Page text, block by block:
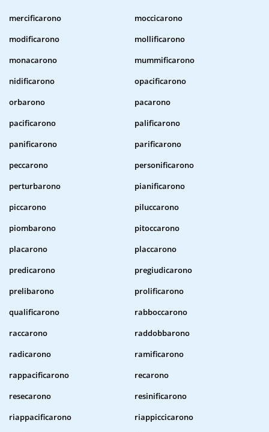
mercificarono
moccicarono
modificarono
mollificarono
monacarono
mummificarono
nidificarono
opacificarono
orbarono
pacarono
pacificarono
palificarono
panificarono
parificarono
peccarono
personificarono
perturbarono
pianificarono
piccarono
piluccarono
piombarono
pitoccarono
placarono
placcarono
predicarono
pregiudicarono
prelibarono
prolificarono
qualificarono
rabboccarono
raccarono
raddobbarono
radicarono
ramificarono
rappacificarono
recarono
resecarono
resinificarono
riappacificarono
riappiccicarono